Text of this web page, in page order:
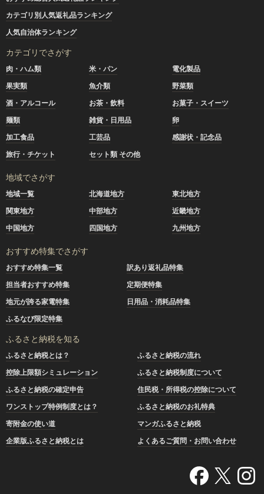
カテゴリ別人気返礼品ランキング
人気自治体ランキング
カテゴリでさがす
肉・ハム類 米・パン
電化製品
果実類
魚介類
野菜類
酒・アルコール
お茶・飲料
お菓子・スイーツ
麺類
雑貨・日用品
卵
加工食品
工芸品
感謝状・記念品
旅行・チケット
セット類 その他
地域でさがす
地域一覧 北海道地方
東北地方
関東地方
中部地方
近畿地方
中国地方
四国地方 九州地方
おすすめ特集でさがす
おすすめ特集一覧
訳あり返礼品特集
担当者おすすめ特集
定期便特集
地元が誇る家電特集
日用品・消耗品特集
ふるなび限定特集
ふるさと納税を知る
ふるさと納税とは？
ふるさと納税の流れ
控除上限額シミュレーション
ふるさと納税制度について
ふるさと納税の確定申告
住民税・所得税の控除について
ワンストップ特例制度とは？
ふるさと納税のお礼特典
寄附金の使い道
マンガふるさと納税
企業版ふるさと納税とは
よくあるご質問・お問い合わせ